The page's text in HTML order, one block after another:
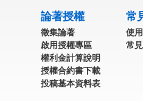
論著授權
徵集論著
啟用授權專區
權利金計算說明
授權合約書下載
投稿基本資料表
常
使
常